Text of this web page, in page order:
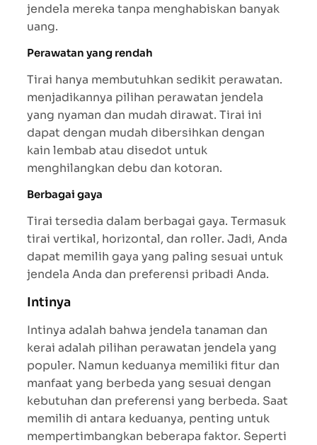
jendela mereka tanpa menghabiskan banyak
uang.
Perawatan yang rendah
Tirai hanya membutuhkan sedikit perawatan.
menjadikannya pilihan perawatan jendela
yang nyaman dan mudah dirawat. Tirai ini
dapat dengan mudah dibersihkan dengan
kain lembab atau disedot untuk
menghilangkan debu dan kotoran.
Berbagai gaya
Tirai tersedia dalam berbagai gaya. Termasuk
tirai vertikal, horizontal, dan roller. Jadi, Anda
dapat memilih gaya yang paling sesuai untuk
jendela Anda dan preferensi pribadi Anda.
Intinya
Intinya adalah bahwa jendela tanaman dan
kerai adalah pilihan perawatan jendela yang
populer. Namun keduanya memiliki fitur dan
manfaat yang berbeda yang sesuai dengan
kebutuhan dan preferensi yang berbeda. Saat
memilih di antara keduanya, penting untuk
mempertimbangkan beberapa faktor. Seperti